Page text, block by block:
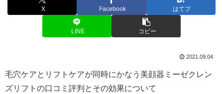
X Facebook はてブ
LINE コピー
2021.09.04
毛穴ケアとリフトケアが同時にかなう美顔器ミーゼクレン
ズリフトの口コミ評判とその効果について